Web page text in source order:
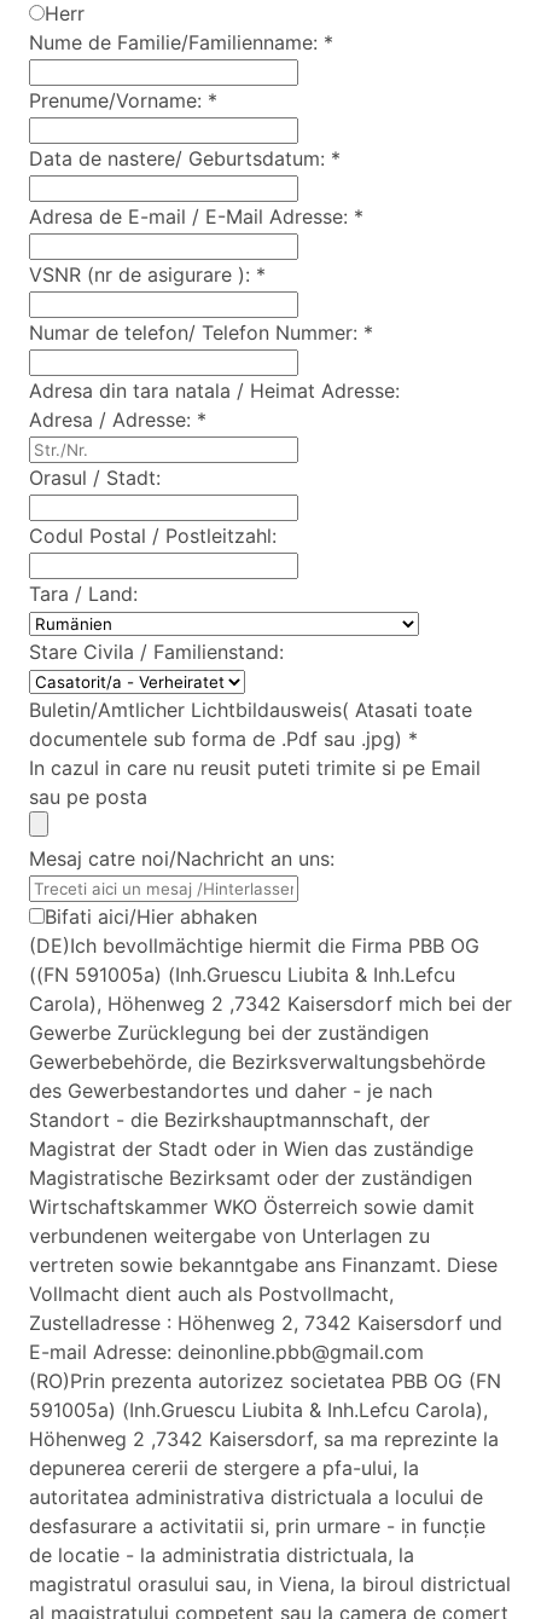
Herr
Nume de Familie/Familienname: *
Prenume/Vorname: *
Data de nastere/ Geburtsdatum: *
Adresa de E-mail / E-Mail Adresse: *
VSNR (nr de asigurare ): *
Numar de telefon/ Telefon Nummer: *
Adresa din tara natala / Heimat Adresse:
Adresa / Adresse: *
Orasul / Stadt:
Codul Postal / Postleitzahl:
Tara / Land:
Stare Civila / Familienstand:
Buletin/Amtlicher Lichtbildausweis( Atasati toate
documentele sub forma de .Pdf sau .jpg) *
In cazul in care nu reusit puteti trimite si pe Email
sau pe posta
Mesaj catre noi/Nachricht an uns:
Bifati aici/Hier abhaken
(DE)Ich bevollmächtige hiermit die Firma PBB OG
((FN 591005a) (Inh.Gruescu Liubita & Inh.Lefcu
Carola), Höhenweg 2 ,7342 Kaisersdorf mich bei der
Gewerbe Zurücklegung bei der zuständigen
Gewerbebehörde, die Bezirksverwaltungsbehörde
des Gewerbestandortes und daher - je nach
Standort - die Bezirkshauptmannschaft, der
Magistrat der Stadt oder in Wien das zuständige
Magistratische Bezirksamt oder der zuständigen
Wirtschaftskammer WKO Österreich sowie damit
verbundenen weitergabe von Unterlagen zu
vertreten sowie bekanntgabe ans Finanzamt. Diese
Vollmacht dient auch als Postvollmacht,
Zustelladresse : Höhenweg 2, 7342 Kaisersdorf und
E-mail Adresse: deinonline.pbb@gmail.com
(RO)Prin prezenta autorizez societatea PBB OG (FN
591005a) (Inh.Gruescu Liubita & Inh.Lefcu Carola),
Höhenweg 2 ,7342 Kaisersdorf, sa ma reprezinte la
depunerea cererii de stergere a pfa-ului, la
autoritatea administrativa districtuala a locului de
desfasurare a activitatii si, prin urmare - in funcție
de locatie - la administratia districtuala, la
magistratul orasului sau, in Viena, la biroul districtual
al magistratului competent sau la camera de comert